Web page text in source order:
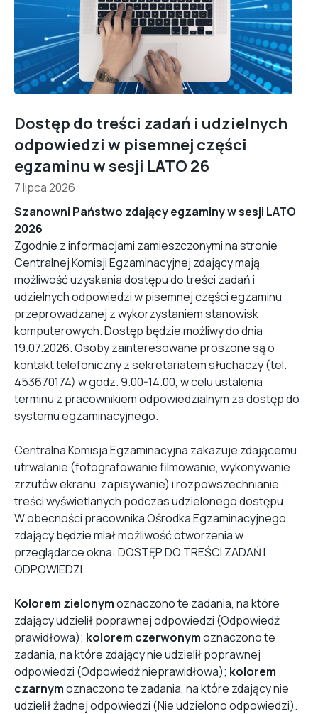
Dostęp do treści zadań i udzielnych
odpowiedzi w pisemnej części
egzaminu w sesji LATO 26
7 lipca 2026
Szanowni Państwo zdający egzaminy w sesji LATO
2026
Zgodnie z informacjami zamieszczonymi na stronie
Centralnej Komisji Egzaminacyjnej zdający mają
możliwość uzyskania dostępu do treści zadań i
udzielnych odpowiedzi w pisemnej części egzaminu
przeprowadzanej z wykorzystaniem stanowisk
komputerowych. Dostęp będzie możliwy do dnia
19.07.2026. Osoby zainteresowane proszone są o
kontakt telefoniczny z sekretariatem słuchaczy (tel.
453670174) w godz. 9.00-14.00, w celu ustalenia
terminu z pracownikiem odpowiedzialnym za dostęp do
systemu egzaminacyjnego.
Centralna Komisja Egzaminacyjna zakazuje zdającemu
utrwalanie (fotografowanie filmowanie, wykonywanie
zrzutów ekranu, zapisywanie) i rozpowszechnianie
treści wyświetlanych podczas udzielonego dostępu.
W obecności pracownika Ośrodka Egzaminacyjnego
zdający będzie miał możliwość otworzenia w
przeglądarce okna: DOSTĘP DO TREŚCI ZADAŃ I
ODPOWIEDZI.
Kolorem zielonymoznaczono te zadania, na które
zdający udzielił poprawnej odpowiedzi (Odpowiedź
prawidłowa); kolorem czerwonymoznaczono te
zadania, na które zdający nie udzielił poprawnej
odpowiedzi (Odpowiedź nieprawidłowa); kolorem
czarnymoznaczono te zadania, na które zdający nie
udzielił żadnej odpowiedzi (Nie udzielono odpowiedzi).